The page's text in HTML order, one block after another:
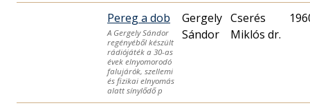
Pereg a dob
A Gergely Sándor
regényéből készült
rádiójáték a 30-as
évek elnyomorodó
falujárók, szellemi
és fizikai elnyomás
alatt sínylődő p
Gergely
Sándor
Cserés
Miklós dr.